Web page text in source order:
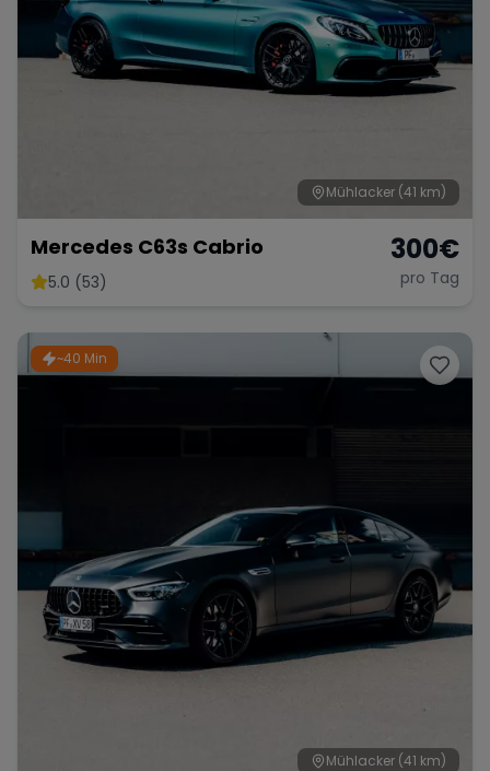
Mühlacker (41 km)
Mercedes C63s Cabrio
5.0 (53)
300€
pro Tag
~40 Min
Mühlacker (41 km)